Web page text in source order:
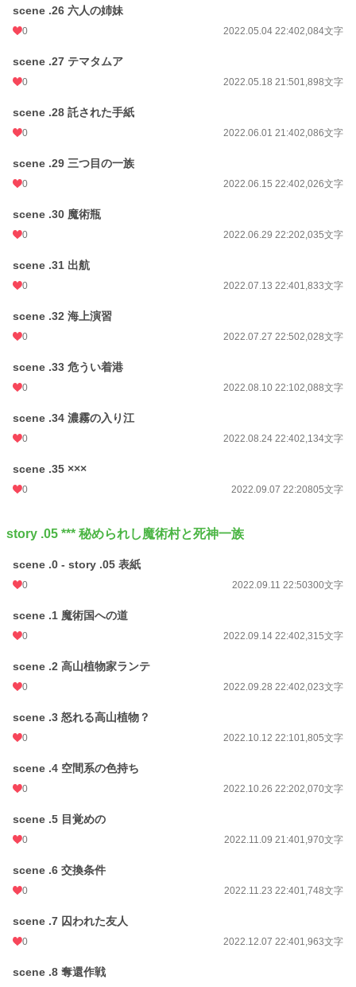
scene .26 六人の姉妹
0 2022.05.04 22:402,084文字
scene .27 テマタムア
0 2022.05.18 21:501,898文字
scene .28 託された手紙
0 2022.06.01 21:402,086文字
scene .29 三つ目の一族
0 2022.06.15 22:402,026文字
scene .30 魔術瓶
0 2022.06.29 22:202,035文字
scene .31 出航
0 2022.07.13 22:401,833文字
scene .32 海上演習
0 2022.07.27 22:502,028文字
scene .33 危うい着港
0 2022.08.10 22:102,088文字
scene .34 濃霧の入り江
0 2022.08.24 22:402,134文字
scene .35 ×××
0 2022.09.07 22:20805文字
story .05 *** 秘められし魔術村と死神一族
scene .0 - story .05 表紙
0 2022.09.11 22:50300文字
scene .1 魔術国への道
0 2022.09.14 22:402,315文字
scene .2 高山植物家ランテ
0 2022.09.28 22:402,023文字
scene .3 怒れる高山植物？
0 2022.10.12 22:101,805文字
scene .4 空間系の色持ち
0 2022.10.26 22:202,070文字
scene .5 目覚めの
0 2022.11.09 21:401,970文字
scene .6 交換条件
0 2022.11.23 22:401,748文字
scene .7 囚われた友人
0 2022.12.07 22:401,963文字
scene .8 奪還作戦